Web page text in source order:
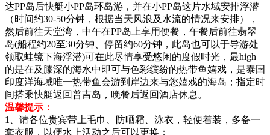
达PP岛后快艇小PP岛环岛游，并在小PP岛这片水域安排浮潜
（时间约30-50分钟，根据当天风浪及水流的情况来安排），
然后前往天堂湾，中午在PP岛上享用便餐，午餐后前往翡翠
岛(船程约20至30分钟、停留约60分钟，此岛也可以于导游处
领取蛙镜下海浮潜)可在此尽情享受悠闲的度假时光，最high
的是在及膝深的海水中即可与色彩缤纷的热带鱼嬉戏，是泰国
印度洋海域唯一热带鱼会游到岸边来与您嬉戏的海岛；指定时
间搭乘快艇返回普吉岛，晚餐后返回酒店休息。
温馨提示：
1、请各位贵宾带上毛巾、防晒霜、泳衣，轻便着装，多备一
套衣服，以便水上活动之后可以更换；